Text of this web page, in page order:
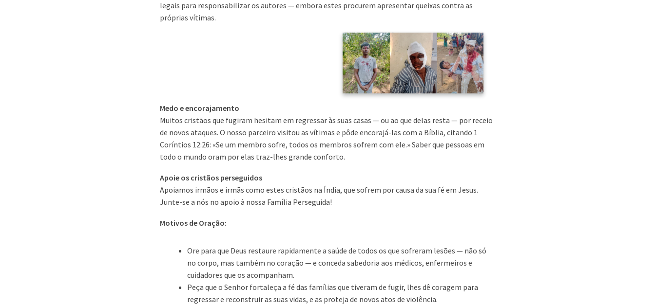
legais para responsabilizar os autores — embora estes procurem apresentar queixas contra as
próprias vítimas.
Medo e encorajamento
Muitos cristãos que fugiram hesitam em regressar às suas casas — ou ao que delas resta — por receio
de novos ataques. O nosso parceiro visitou as vítimas e pôde encorajá-las com a Bíblia, citando 1
Coríntios 12:26: «Se um membro sofre, todos os membros sofrem com ele.» Saber que pessoas em
todo o mundo oram por elas traz-lhes grande conforto.
Apoie os cristãos perseguidos
Apoiamos irmãos e irmãs como estes cristãos na Índia, que sofrem por causa da sua fé em Jesus.
Junte-se a nós no apoio à nossa Família Perseguida!
Motivos de Oração:
Ore para que Deus restaure rapidamente a saúde de todos os que sofreram lesões — não só
no corpo, mas também no coração — e conceda sabedoria aos médicos, enfermeiros e
cuidadores que os acompanham.
Peça que o Senhor fortaleça a fé das famílias que tiveram de fugir, lhes dê coragem para
regressar e reconstruir as suas vidas, e as proteja de novos atos de violência.